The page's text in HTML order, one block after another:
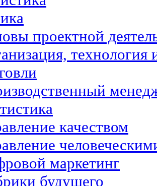
проектной
технология
качеством
маркетинг
будущего